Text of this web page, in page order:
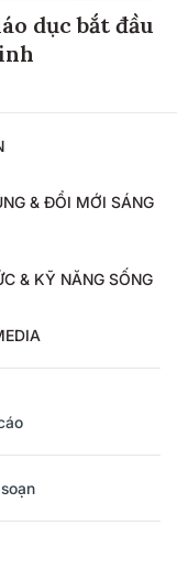
dục bắt đầu
& ĐỔI MỚI SÁNG
& KỸ NĂNG SỐNG